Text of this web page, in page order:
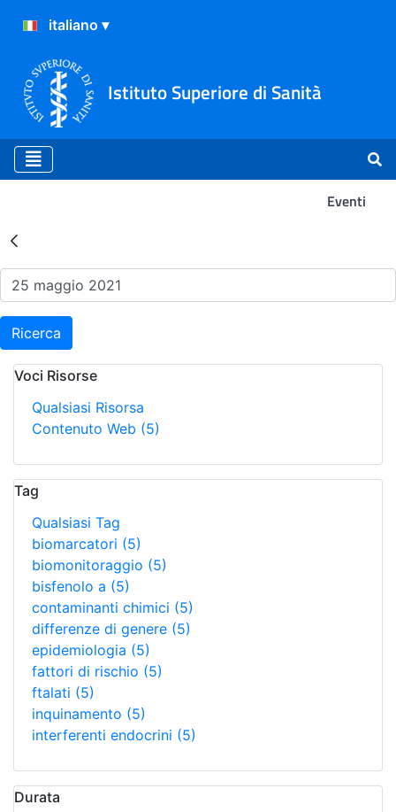
Istituto Superiore di Sanità
Eventi
Risultati della Ricerca -
Ricerca
Voci Risorse
Qualsiasi Risorsa
Contenuto Web (5)
Tag
Qualsiasi Tag
biomarcatori (5)
biomonitoraggio (5)
bisfenolo a (5)
contaminanti chimici (5)
differenze di genere (5)
epidemiologia (5)
fattori di rischio (5)
ftalati (5)
inquinamento (5)
interferenti endocrini (5)
Durata